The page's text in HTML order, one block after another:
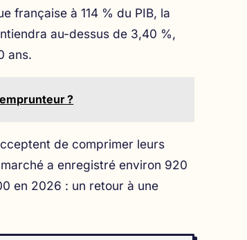
française à 114 % du PIB, la
au-dessus de 3,40 %,
ans.
?
de comprimer leurs
a enregistré environ 920
en 2026 : un retour à une